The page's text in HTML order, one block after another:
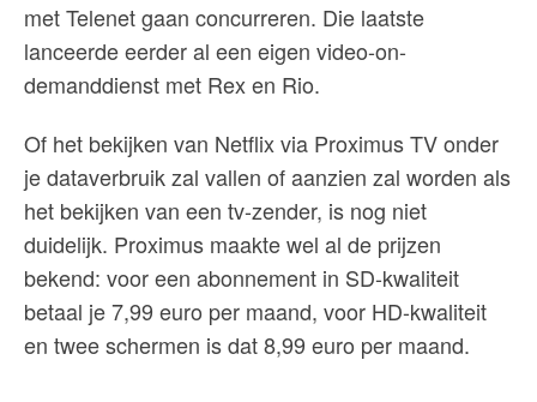
met Telenet gaan concurreren. Die laatste
lanceerde eerder al een eigen video-on-
demanddienst met Rex en Rio.
Of het bekijken van Netflix via Proximus TV onder
je dataverbruik zal vallen of aanzien zal worden als
het bekijken van een tv-zender, is nog niet
duidelijk. Proximus maakte wel al de prijzen
bekend: voor een abonnement in SD-kwaliteit
betaal je 7,99 euro per maand, voor HD-kwaliteit
en twee schermen is dat 8,99 euro per maand.